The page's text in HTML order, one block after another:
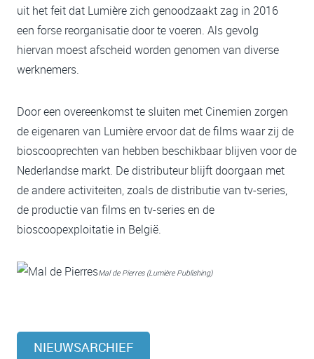
uit het feit dat Lumière zich genoodzaakt zag in 2016
een forse reorganisatie door te voeren. Als gevolg
hiervan moest afscheid worden genomen van diverse
werknemers.
Door een overeenkomst te sluiten met Cinemien zorgen
de eigenaren van Lumière ervoor dat de films waar zij de
bioscooprechten van hebben beschikbaar blijven voor de
Nederlandse markt. De distributeur blijft doorgaan met
de andere activiteiten, zoals de distributie van tv-series,
de productie van films en tv-series en de
bioscoopexploitatie in België.
Mal de Pierres (Lumière Publishing)
NIEUWSARCHIEF